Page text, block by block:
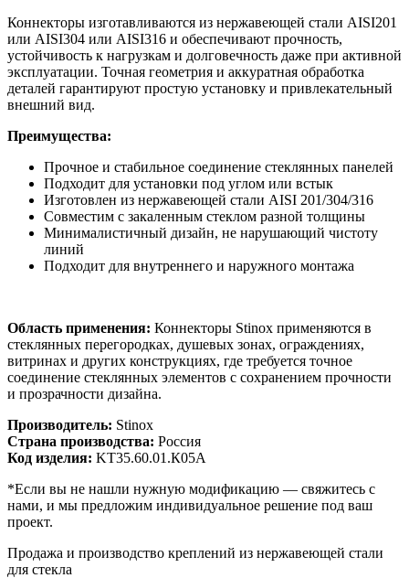
Коннекторы изготавливаются из нержавеющей стали AISI201
или AISI304 или AISI316 и обеспечивают прочность,
устойчивость к нагрузкам и долговечность даже при активной
эксплуатации. Точная геометрия и аккуратная обработка
деталей гарантируют простую установку и привлекательный
внешний вид.
Преимущества:
Прочное и стабильное соединение стеклянных панелей
Подходит для установки под углом или встык
Изготовлен из нержавеющей стали AISI 201/304/316
Совместим с закаленным стеклом разной толщины
Минималистичный дизайн, не нарушающий чистоту
линий
Подходит для внутреннего и наружного монтажа
Область применения: Коннекторы Stinox применяются в
стеклянных перегородках, душевых зонах, ограждениях,
витринах и других конструкциях, где требуется точное
соединение стеклянных элементов с сохранением прочности
и прозрачности дизайна.
Производитель: Stinox
Страна производства: Россия
Код изделия: KT35.60.01.К05А
*Если вы не нашли нужную модификацию — свяжитесь с
нами, и мы предложим индивидуальное решение под ваш
проект.
Продажа и производство креплений из нержавеющей стали
для стекла